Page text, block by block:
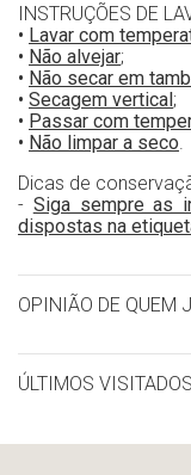
INSTRUÇÕES DE
• Lavar com
• Não alvejar;
• Não secar em
• Secagem vertical;
• Passar com
• Não limpar a seco
Dicas de
- Siga sempre as
dispostas na
OPINIÃO DE QUEM
ÚLTIMOS VISITADOS